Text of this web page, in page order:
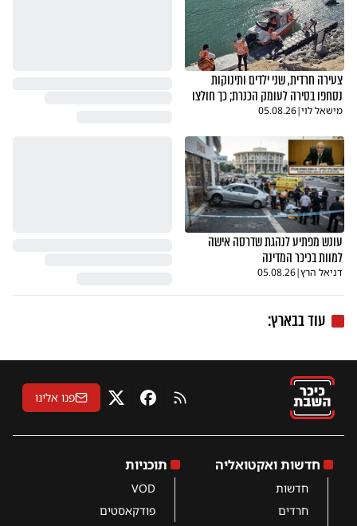
צעירה חרדית, שני ילדים ותינוקות
נסחפו בסירה לעומק הכנרת; כך חולצו
מישאל לוי|
05.08.26
עונש מפתיע לנהגת שדרסה אישה
למוות בכיכר המדינה
דניאל הרץ|
05.08.26
עוד בבארץ:
RSS פייסבוקX פנו אלינו
חדשות ואקטואליה
חדשות
חרדים
תוכניות
VOD
פודקאסטים